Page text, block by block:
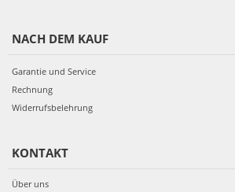
NACH DEM KAUF
Garantie und Service
Rechnung
Widerrufsbelehrung
KONTAKT
Über uns